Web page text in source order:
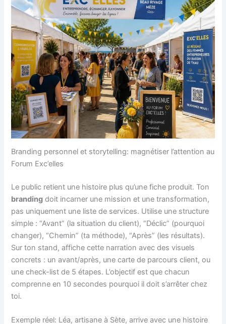
Branding personnel et storytelling: magnétiser l’attention au
Forum Exc’elles
Le public retient une histoire plus qu’une fiche produit. Ton
branding doit incarner une mission et une transformation,
pas uniquement une liste de services. Utilise une structure
simple : “Avant” (la situation du client), “Déclic” (pourquoi
changer), “Chemin” (ta méthode), “Après” (les résultats).
Sur ton stand, affiche cette narration avec des visuels
concrets : un avant/après, une carte de parcours client, ou
une check-list de 5 étapes. L’objectif est que chacun
comprenne en 10 secondes pourquoi il doit s’arrêter chez
toi.
Exemple réel: Léa, artisane à Sète, arrive avec une histoire